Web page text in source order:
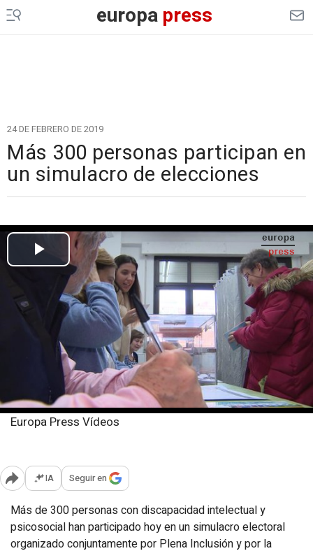
europapress
24 DE FEBRERO DE 2019
Más 300 personas participan en
un simulacro de elecciones
Europa Press Vídeos
Abrir opciones para compartir
IA Seguir en
Más de 300 personas con discapacidad intelectual y
psicosocial han participado hoy en un simulacro electoral
organizado conjuntamente por Plena Inclusión y por la